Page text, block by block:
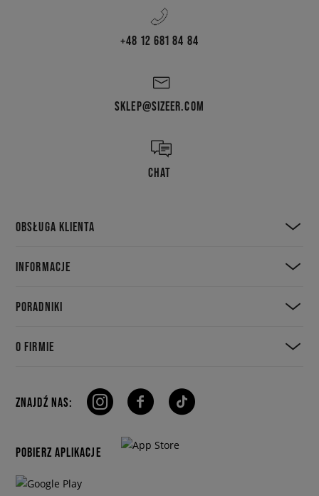
+48 12 681 84 84
SKLEP@SIZEER.COM
CHAT
OBSŁUGA KLIENTA
INFORMACJE
PORADNIKI
O FIRMIE
ZNAJDŹ NAS:
POBIERZ APLIKACJE